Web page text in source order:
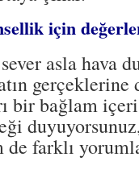
için
asla hava
bir bağlam
farklı